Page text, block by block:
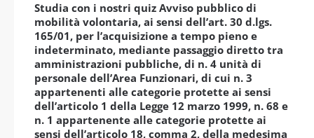
Studia con i nostri quiz Avviso pubblico di
mobilità volontaria, ai sensi dell’art. 30 d.lgs.
165/01, per l’acquisizione a tempo pieno e
indeterminato, mediante passaggio diretto tra
amministrazioni pubbliche, di n. 4 unità di
personale dell’Area Funzionari, di cui n. 3
appartenenti alle categorie protette ai sensi
dell’articolo 1 della Legge 12 marzo 1999, n. 68 e
n. 1 appartenente alle categorie protette ai
sensi dell’articolo 18, comma 2, della medesima